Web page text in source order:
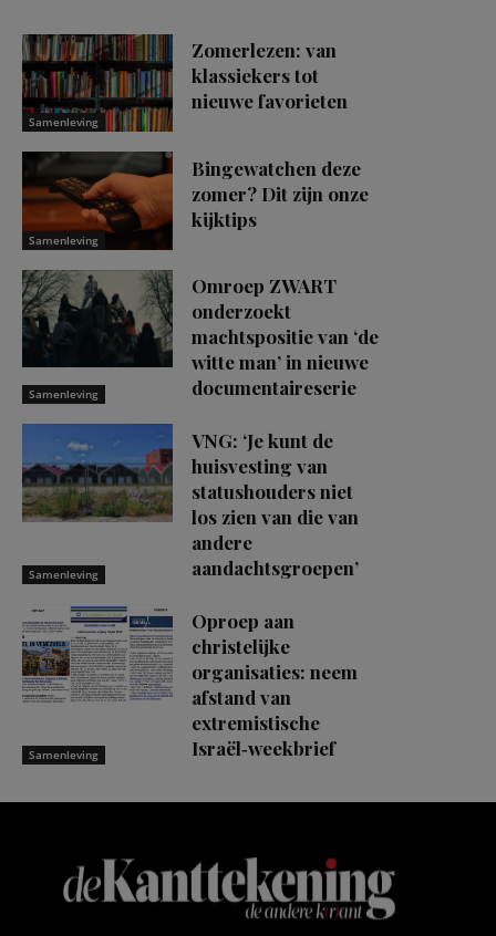
Samenleving
Zomerlezen: van
klassiekers tot
nieuwe favorieten
Samenleving
Bingewatchen deze
zomer? Dit zijn onze
kijktips
Samenleving
Omroep ZWART
onderzoekt
machtspositie van ‘de
witte man’ in nieuwe
documentaireserie
Samenleving
VNG: ‘Je kunt de
huisvesting van
statushouders niet
los zien van die van
andere
aandachtsgroepen’
Samenleving
Oproep aan
christelijke
organisaties: neem
afstand van
extremistische
Israël‑weekbrief